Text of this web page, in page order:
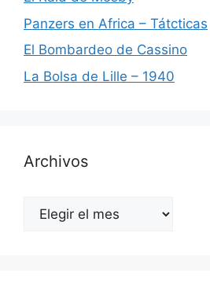
Panzers en Africa – Tátcticas
El Bombardeo de Cassino
La Bolsa de Lille – 1940
Archivos
Archivos